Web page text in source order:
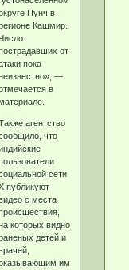
Пунч в
Кашмир.
от
пока
—
в
агентство
что
сети
публикуют
с места
которых видно
детей и
им